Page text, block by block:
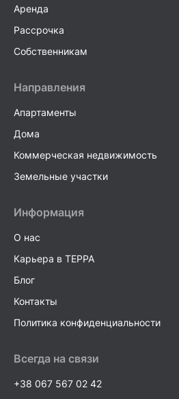
Аренда
Рассрочка
Собственникам
Направления
Апартаменты
Дома
Коммерческая недвижимость
Земельные участки
Информация
О нас
Карьера в TEPPA
Блог
Контакты
Политика конфиденциальности
Всегда на связи
+38 067 567 02 42